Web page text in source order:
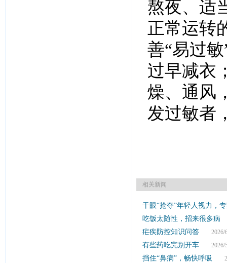
熬夜、适
正常运转
善“易过
过早减衣
燥、通风
发过敏者
相关新闻
干眼“抢夺”年轻人视力，
吃饭太随性，招来很多病
疟疾防控知识问答 2026/
有些药吃完别开车 2026/
挡住“鼻病”，畅快呼吸